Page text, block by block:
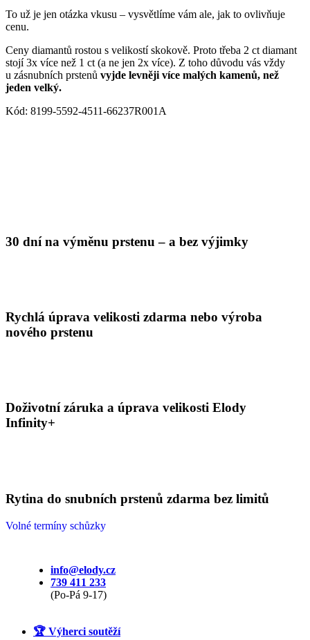
To už je jen otázka vkusu – vysvětlíme vám ale, jak to ovlivňuje
cenu.
Ceny diamantů rostou s velikostí skokově. Proto třeba 2 ct diamant
stojí 3x více než 1 ct (a ne jen 2x více). Z toho důvodu vás vždy
u zásnubních prstenů vyjde levněji více malých kamenů, než
jeden velký.
Kód: 8199-5592-4511-66237R001A
30 dní na výměnu prstenu – a bez výjimky
Rychlá úprava velikosti zdarma nebo výroba
nového prstenu
Doživotní záruka a úprava velikosti Elody
Infinity+
Rytina do snubních prstenů zdarma bez limitů
Volné termíny schůzky
info@elody.cz
739 411 233
(Po-Pá 9-17)
🏆 Výherci soutěží